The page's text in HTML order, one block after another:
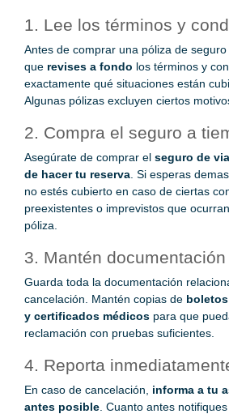
1. Lee los términos y
Antes de comprar una póliza de
que revises a fondo los términos y
exactamente qué situaciones están
Algunas pólizas excluyen ciertos
2. Compra el seguro a
Asegúrate de comprar el seguro de
de hacer tu reserva . Si esperas
no estés cubierto en caso de ciertas
preexistentes o imprevistos que
póliza.
3. Mantén
Guarda toda la documentación
cancelación. Mantén copias de
y certificados médicos para que
reclamación con pruebas suficientes.
4. Reporta
En caso de cancelación, informa a tu
antes posible . Cuanto antes